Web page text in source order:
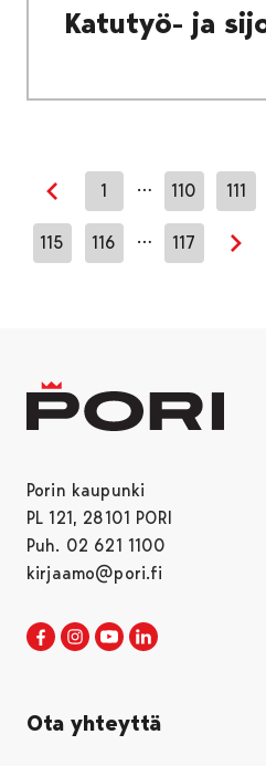
Katutyö- ja
Edellinen sivu
1 … 110 111
115 116 … 117
Porin kaupunki
PL 121, 28101 PORI
Puh. 02 621 1100
kirjaamo@pori.fi
Porin kaupunki
Avautuu uudessa
Porin kaupunki
Avautuu uudessa
Porin kaupunki
Avautuu uudessa
Ota yhteyttä